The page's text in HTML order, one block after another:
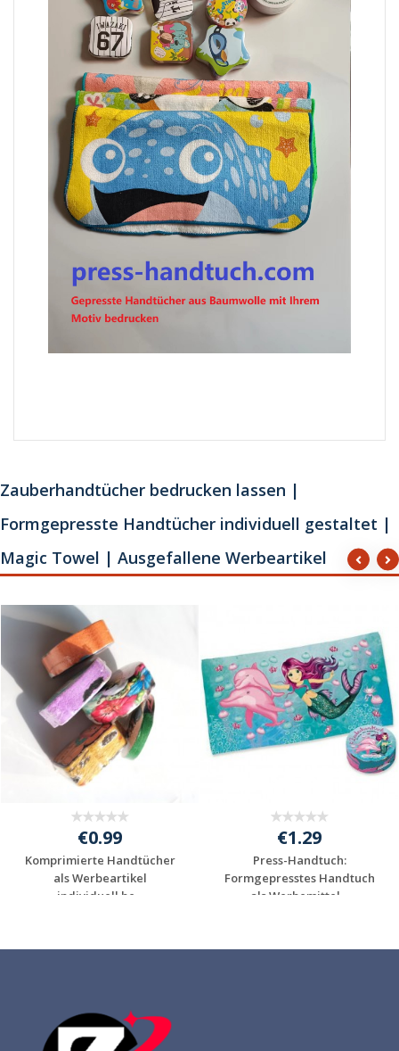
Zauberhandtücher bedrucken lassen |
Formgepresste Handtücher individuell gestaltet |
Magic Towel | Ausgefallene Werbeartikel
€0.99
Komprimierte Handtücher
als Werbeartikel
individuell be...
anfragen
€1.29
Press-Handtuch:
Formgepresstes Handtuch
als Werbemittel...
anfragen